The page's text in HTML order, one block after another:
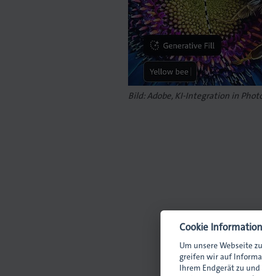
Bild: Adobe, KI-Integration in
Cookie Information
Um unsere Webseite
greifen wir auf
Ihrem Endgerät zu